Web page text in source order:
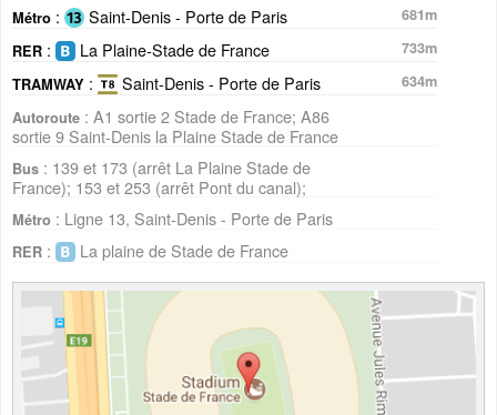
Métro : Saint-Denis - Porte de Paris
681m
RER : La Plaine-Stade de France
733m
TRAMWAY : Saint-Denis - Porte de Paris
634m
Autoroute : A1 sortie 2 Stade de France; A86
sortie 9 Saint-Denis la Plaine Stade de France
Bus : 139 et 173 (arrêt La Plaine Stade de
France); 153 et 253 (arrêt Pont du canal);
Métro : Ligne 13, Saint-Denis - Porte de Paris
RER : La plaine de Stade de France